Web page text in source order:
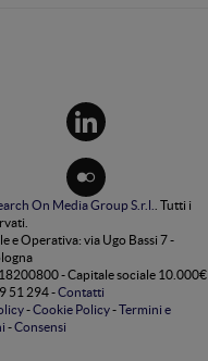
On Media Group S.r.l.
. Tutti i
e Operativa: via Ugo Bassi 7 -
- Capitale sociale 10.000€
51 294 -Contatti
-Cookie Policy-Termini e
-Consensi